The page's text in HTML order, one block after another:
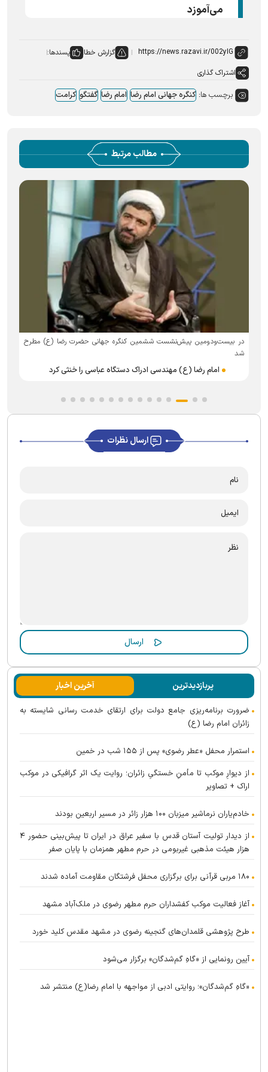
می‌آموزد
گزارش خطا
پسندها:
اشتراک گذاری
برچسب ها: کنگره جهانی امام رضا امام رضا گفتگو کرامت
مطالب مرتبط
در بیست‌ودومین پیش‌نشست ششمین کنگره جهانی حضرت رضا (ع) مطرح
شد
امام رضا (ع) مهندسی ادراک دستگاه عباسی را خنثی کرد
ارسال نظرات
پربازدیدترین آخرین اخبار
ضرورت برنامه‌ریزی جامع دولت برای ارتقای خدمت رسانی شایسته به
زائران امام رضا (ع)
استمرار محفل «عطر رضوی» پس از ۱۵۵ شب در خمین
از دیوارِ موکب تا مأمنِ خستگیِ زائران؛ روایت یک اثر گرافیکی در موکب
اراک + تصاویر
خادم‌یاران نرماشیر میزبان ۱۰۰ هزار زائر در مسیر اربعین بودند
از دیدار تولیت آستان قدس با سفیر عراق در ایران تا پیش‌بینی حضور ۴
هزار هیئت مذهبی غیربومی در حرم مطهر همزمان با پایان صفر
۱۸۰ مربی قرآنی برای برگزاری محفل فرشتگان مقاومت آماده شدند
آغاز فعالیت موکب کفشداران حرم مطهر رضوی در ملک‌آباد مشهد
طرح پژوهشی قلمدان‌های گنجینه رضوی در مشهد مقدس کلید خورد
آیین رونمایی از «گاهِ گم‌شدگان» برگزار می‌شود
«گاهِ گم‌شدگان»؛ روایتی ادبی از مواجهه با امام رضا(ع) منتشر شد